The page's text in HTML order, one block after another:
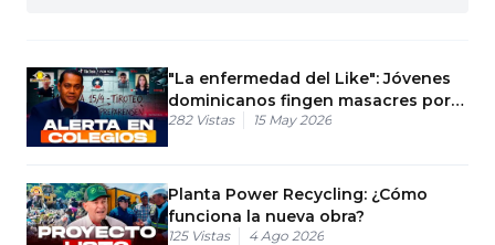
"La enfermedad del Like": Jóvenes
dominicanos fingen masacres por
vistas en redes
282 Vistas 15 May 2026
Planta Power Recycling: ¿Cómo
funciona la nueva obra?
125 Vistas 4 Ago 2026